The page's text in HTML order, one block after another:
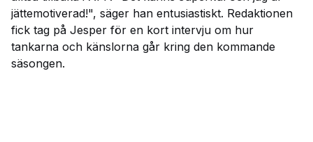
jättemotiverad!", säger han entusiastiskt. Redaktionen
fick tag på Jesper för en kort intervju om hur
tankarna och känslorna går kring den kommande
säsongen.